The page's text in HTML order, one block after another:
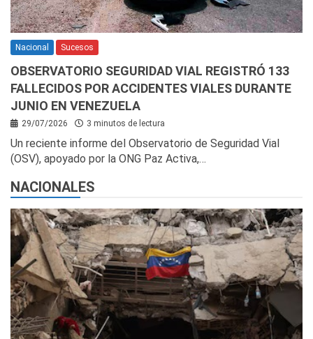
Nacional Sucesos
OBSERVATORIO SEGURIDAD VIAL REGISTRÓ 133
FALLECIDOS POR ACCIDENTES VIALES DURANTE
JUNIO EN VENEZUELA
29/07/2026 3 minutos de lectura
Un reciente informe del Observatorio de Seguridad Vial
(OSV), apoyado por la ONG Paz Activa,…
NACIONALES